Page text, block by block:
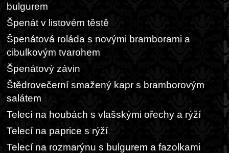
bulgurem
Špenát v listovém těstě
Špenátová roláda s novými bramborami a
cibulkovým tvarohem
Špenátový závin
Štědrovečerní smažený kapr s bramborovým
salátem
Telecí na houbách s vlašskými ořechy a rýží
Telecí na paprice s rýží
Telecí na rozmarýnu s bulgurem a fazolkami